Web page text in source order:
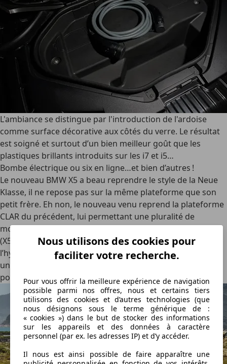
L'ambiance se distingue par l'introduction de l'ardoise
comme surface décorative aux côtés du verre. Le résultat
est soigné et surtout d’un bien meilleur goût que les
plastiques brillants introduits sur les i7 et i5…
Bombe électrique ou six en ligne…et bien d’autres !
Le nouveau BMW X5 a beau reprendre le style de la Neue
Klasse, il ne repose pas sur la même plateforme que son
petit frère. Eh non, le nouveau venu reprend la plateforme
CLAR du précédent, lui permettant une pluralité de
motorisations. On retrouve les 6-cylindres en ligne diesel
(X5 40d) et essence (X5 40) à hybridation légère, ainsi que
l’hybride rechargeable qui combine le moteur essence à
une machine électrique et une batterie de 26,5 kWh (net)
pour une autonomie de 102 km.
Nous utilisons des cookies pour
faciliter votre recherche.
Pour vous offrir la meilleure expérience de navigation
possible parmi nos offres, nous et certains tiers
utilisons des cookies et d’autres technologies (que
nous désignons sous le terme générique de :
« cookies ») dans le but de stocker des informations
sur les appareils et des données à caractère
personnel (par ex. les adresses IP) et d’y accéder.
Il nous est ainsi possible de faire apparaître une